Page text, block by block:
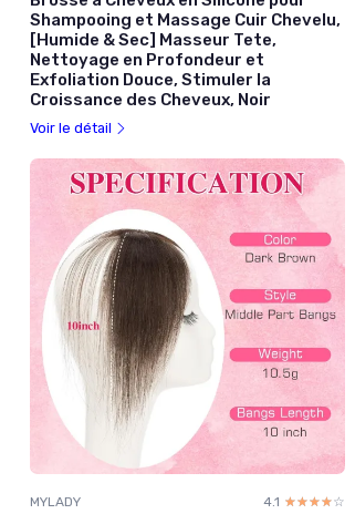
Shampooing et Massage Cuir Chevelu,
[Humide & Sec] Masseur Tete,
Nettoyage en Profondeur et
Exfoliation Douce, Stimuler la
Croissance des Cheveux, Noir
Voir le détail
MYLADY 4.1 ☆☆☆☆☆
★★★★★